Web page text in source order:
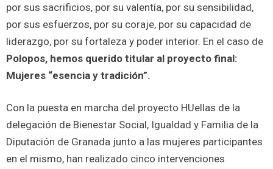
por sus sacrificios, por su valentía, por su sensibilidad,
por sus esfuerzos, por su coraje, por su capacidad de
liderazgo, por su fortaleza y poder interior. En el caso de
Polopos, hemos querido titular al proyecto final:
Mujeres “esencia y tradición”.
Con la puesta en marcha del proyecto HUellas de la
delegación de Bienestar Social, Igualdad y Familia de la
Diputación de Granada junto a las mujeres participantes
en el mismo, han realizado cinco intervenciones